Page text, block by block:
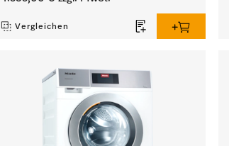
Vergleichen